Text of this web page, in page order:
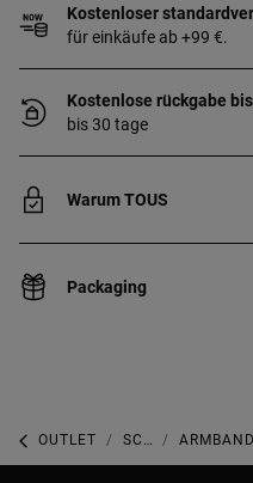
Kostenloser
für einkäufe ab +99 €.
Kostenlose rückgabe
bis 30 tage
Warum TOUS
Packaging
OUTLET SCHMUCK-OUTLET